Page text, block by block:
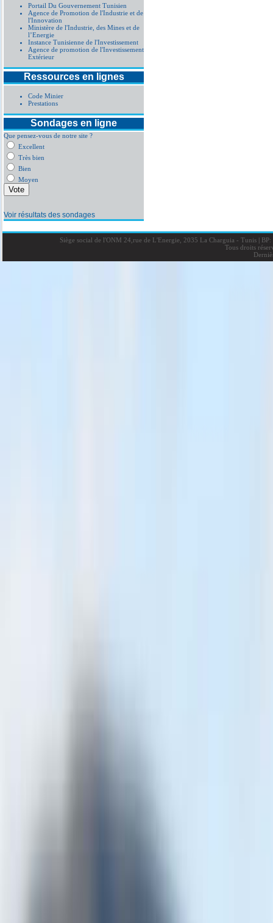
Portail Du Gouvernement Tunisien
Agence de Promotion de l'Industrie et de
l'Innovation
Ministère de l'Industrie, des Mines et de
l’Energie
Instance Tunisienne de l'Investissement
Agence de promotion de l'Investissement
Extérieur
Ressources en lignes
Code Minier
Prestations
Sondages en ligne
Que pensez-vous de notre site ?
Excellent
Très bien
Bien
Moyen
Voir résultats des sondages
Siège social de l'ONM 24,rue de L'Energie, 2035 La Charguia - Tunis |BP:
Tous droits